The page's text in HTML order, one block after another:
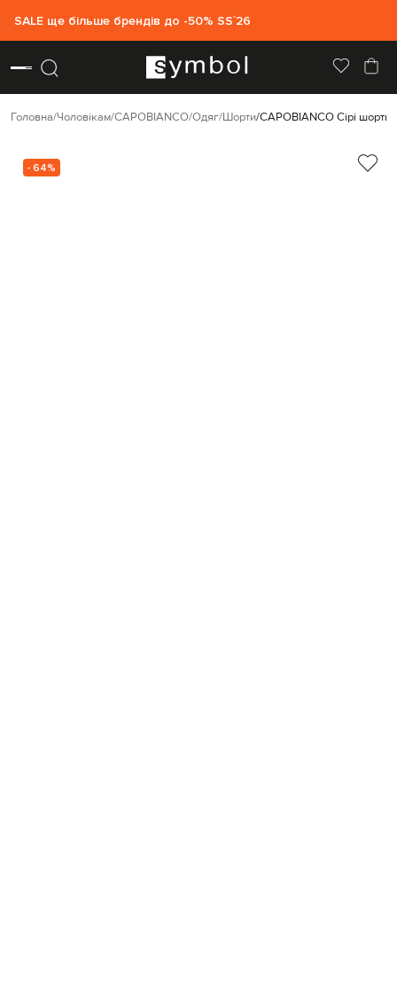
SALE ще більше брендів до -50% SS`26
Головна Чоловікам CAPOBIANCO Одяг Шорти CAPOBIANCO Сірі шорти
- 64%